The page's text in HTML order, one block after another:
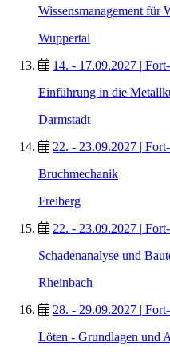
Wissensmanagement für
Wuppertal
14. - 17.09.2027 |
Einführung in die
Darmstadt
22. - 23.09.2027 |
Bruchmechanik
Freiberg
22. - 23.09.2027 |
Schadenanalyse und
Rheinbach
28. - 29.09.2027 |
Löten - Grundlagen und